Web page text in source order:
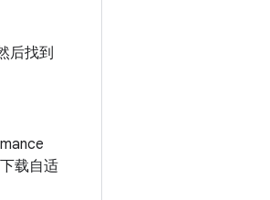
后找到
载自适